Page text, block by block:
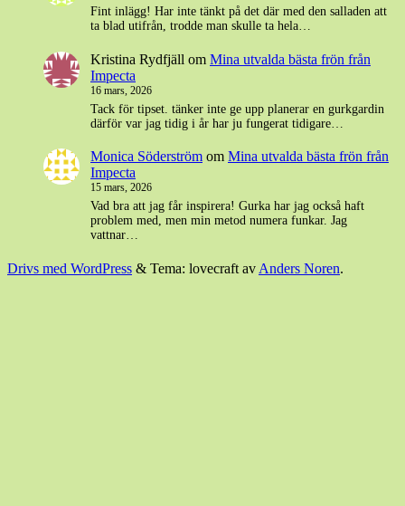
Fint inlägg! Har inte tänkt på det där med den salladen att
ta blad utifrån, trodde man skulle ta hela…
Kristina Rydfjäll om Mina utvalda bästa frön från
Impecta
16 mars, 2026
Tack för tipset. tänker inte ge upp planerar en gurkgardin
därför var jag tidig i år har ju fungerat tidigare…
Monica Söderström om Mina utvalda bästa frön från
Impecta
15 mars, 2026
Vad bra att jag får inspirera! Gurka har jag också haft
problem med, men min metod numera funkar. Jag
vattnar…
Drivs med WordPress & Tema: lovecraft av Anders Noren.